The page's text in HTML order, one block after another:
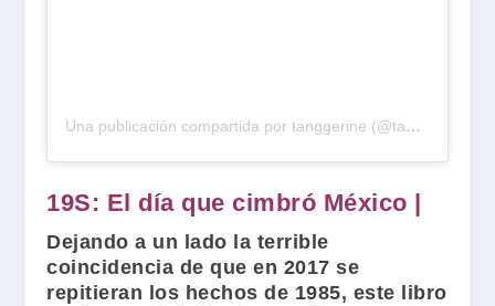
Una publicación compartida por tanggerine (@tanggerina)
19S: El día que cimbró México |
Dejando a un lado la terrible
coincidencia de que en 2017 se
repitieran los hechos de 1985, este libro